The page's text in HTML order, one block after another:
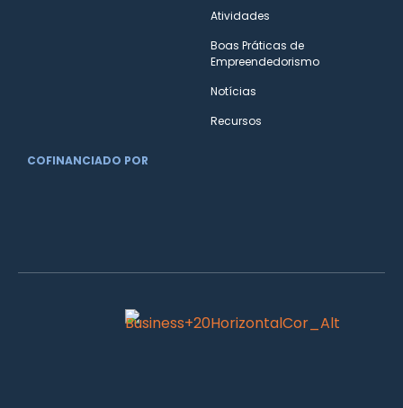
COFINANCIADO POR
Atividades
Boas Práticas de
Empreendedorismo
Notícias
Recursos